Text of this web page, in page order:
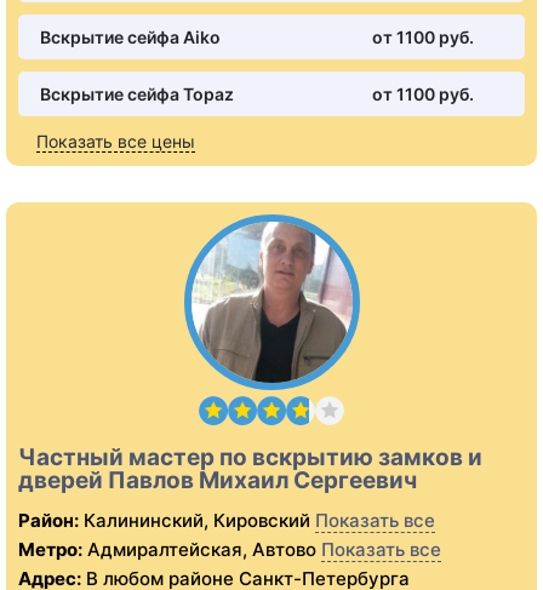
Вскрытие сейфа Aiko от 1100 pуб.
Вскрытие сейфа Topaz от 1100 pуб.
Показать все цены
Частный мастер по вскрытию замков и
дверей Павлов Михаил Сергеевич
Район: Калининский, Кировский Показать все
Метро: Адмиралтейская, Автово Показать все
Адрес: В любом районе Санкт-Петербурга